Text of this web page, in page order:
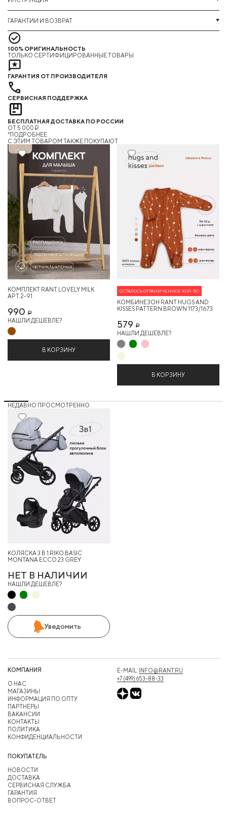
ГАРАНТИИ И ВОЗВРАТ
100% ОРИГИНАЛЬНОСТЬ
ТОЛЬКО СЕРТИФИЦИРОВАННЫЕ ТОВАРЫ
ГАРАНТИЯ ОТ ПРОИЗВОДИТЕЛЯ
СЕРВИСНАЯ ПОДДЕРЖКА
БЕСПЛАТНАЯ ДОСТАВКА ПО РОССИИ
ОТ 5 000 ₽
*ПОДРОБНЕЕ
C ЭТИМ ТОВАРОМ ТАКЖЕ ПОКУПАЮТ
КОМПЛЕКТ RANT LOVELY MILK
АРТ. 2-91
990 Р
НАШЛИ ДЕШЕВЛЕ?
В КОРЗИНУ
ОСТАЛОСЬ ОГРАНИЧЕННОЕ КОЛ-ВО
КОМБИНЕЗОН RANT HUGS AND
KISSES PATTERN BROWN 1173/1673
579 Р
НАШЛИ ДЕШЕВЛЕ?
В КОРЗИНУ
НЕДАВНО ПРОСМОТРЕННО
12%
КОЛЯСКА 3 В 1 RIKO BASIC
MONTANA ECCO 23 GREY
НЕТ В НАЛИЧИИ
НАШЛИ ДЕШЕВЛЕ?
Уведомить
КОМПАНИЯ
О НАС
МАГАЗИНЫ
ИНФОРМАЦИЯ ПО ОПТУ
ПАРТНЕРЫ
ВАКАНСИИ
КОНТАКТЫ
ПОЛИТИКА
КОНФИДЕНЦИАЛЬНОСТИ
ПОКУПАТЕЛЬ
НОВОСТИ
ДОСТАВКА
СЕРВИСНАЯ СЛУЖБА
ГАРАНТИЯ
ВОПРОС-ОТВЕТ
E-MAIL: INFO@RANT.RU
+7 (499) 653-88-33